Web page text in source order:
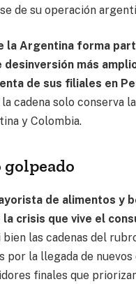
de su operación
la Argentina forma
desinversión más
de sus filiales en
la cadena solo conserva
y Colombia.
golpeado
de alimentos y
crisis que vive el
bien las cadenas del
por la llegada de
finales que